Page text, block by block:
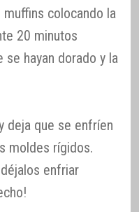
colocando la
20 minutos
se hayan dorado y la
deja que se enfríen
moldes rígidos.
enfriar